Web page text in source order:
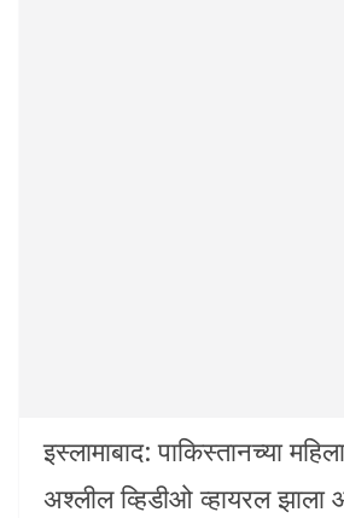
इस्लामाबाद: पाकिस्तानच्या
अश्लील व्हिडीओ व्हायरल